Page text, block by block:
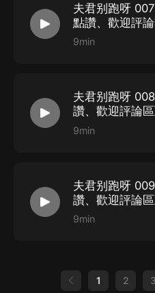
夫君别跑呀
點讚、歡迎評論
9min
夫君别跑呀
讚、歡迎評論區
9min
夫君别跑呀
讚、歡迎評論區
9min
1 2 3